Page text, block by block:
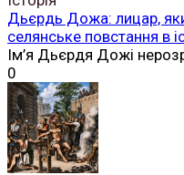
Дьєрдь Дожа: лицар,
селянське повстання в
Ім’я Дьєрдя Дожі
0